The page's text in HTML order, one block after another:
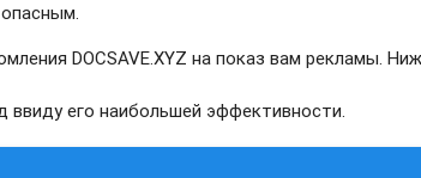
DOCSAVE.XYZ на показ вам рекламы.
его наибольшей эффективности.